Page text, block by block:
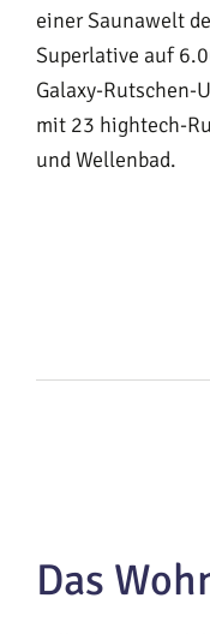
einer Saunawelt
Superlative auf
Galaxy-Rutschen-
mit 23 hightech-
und Wellenbad.
Das